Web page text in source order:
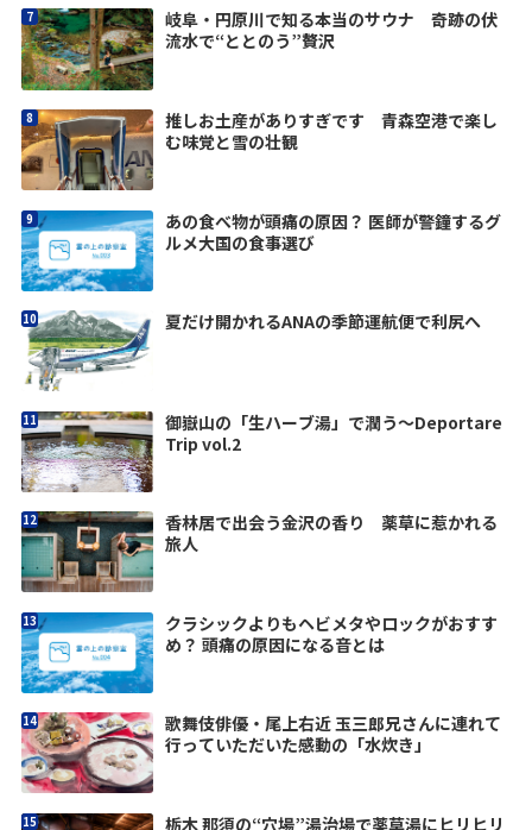
岐阜・円原川で知る本当のサウナ 奇跡の伏
流水で“ととのう”贅沢
推しお土産がありすぎです 青森空港で楽し
む味覚と雪の壮観
あの食べ物が頭痛の原因？ 医師が警鐘するグ
ルメ大国の食事選び
夏だけ開かれるANAの季節運航便で利尻へ
御嶽山の「生ハーブ湯」で潤う〜Deportare
Trip vol.2
香林居で出会う金沢の香り 薬草に惹かれる
旅人
クラシックよりもヘビメタやロックがおすす
め？ 頭痛の原因になる音とは
歌舞伎俳優・尾上右近 玉三郎兄さんに連れて
行っていただいた感動の「水炊き」
栃木 那須の“穴場”湯治場で薬草湯にヒリヒリ